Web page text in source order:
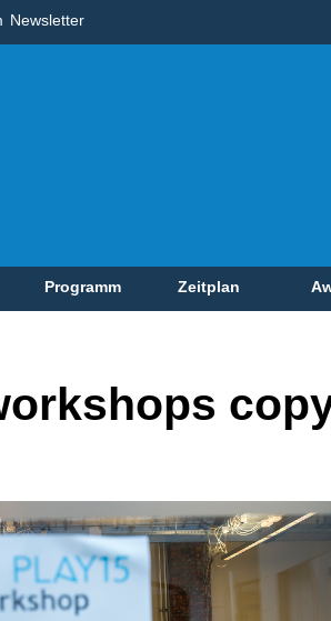
Newsletter
Programm Zeitplan